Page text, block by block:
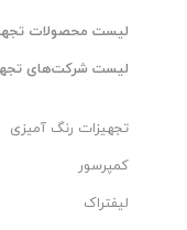
لیست محصولات
لیست شرکت‌های
تجهیزات رنگ آمیزی
کمپرسور
لیفتراک